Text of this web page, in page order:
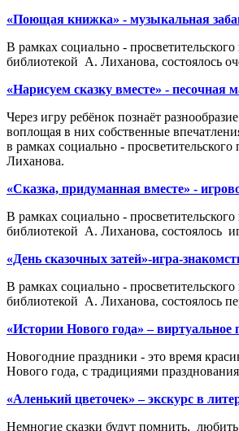
«Поющая книжка» - музыкальная
В рамках социально -
библиотекой А. Лиханова, состоялось
«Нарисуем сказку вместе» ­- песочная
Через игру ребёнок познаёт
воплощая в них собственные
в рамках социально -
Лиханова.
«Сказка, придуманная вместе» -
В рамках социально -
библиотекой А. Лиханова, состоялось
«День сказочных затей»-игра-
В рамках социально -
библиотекой А. Лиханова, состоялось
«Истории Нового года» – виртуальное
Новогодние праздники - это время
Нового года, с традициями
«Аленький цветочек» – экскурс в
Немногие сказки будут помнить,